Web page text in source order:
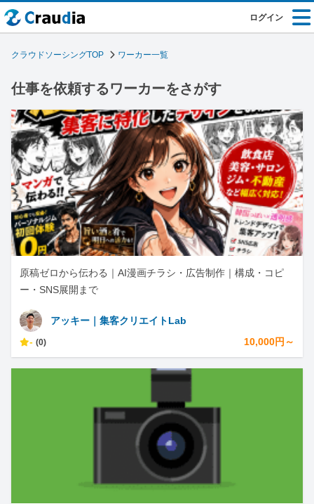
ログイン
クラウドソーシングTOP ワーカー一覧
仕事を依頼するワーカーをさがす
原稿ゼロから伝わる｜AI漫画チラシ・広告制作｜構成・コピ
ー・SNS展開まで
アッキー｜集客クリエイトLab
- (0) 10,000円～